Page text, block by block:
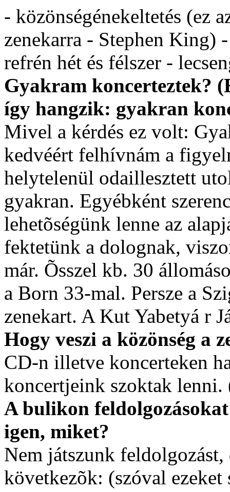
- közönségénekeltetés (ez
zenekarra - Stephen King)
refrén hét és félszer -
Gyakram koncerteztek?
így hangzik: gyakran
Mivel a kérdés ez volt:
kedvéért felhívnám a
helytelenül odaillesztett
gyakran. Egyébként
lehetõségünk lenne az
fektetünk a dolognak,
már. Õsszel kb. 30
a Born 33-mal. Persze a
zenekart. A Kut Yabetyá r
Hogy veszi a közönség a
CD-n illetve koncerteken
koncertjeink szoktak
A bulikon
igen, miket?
Nem játszunk
következõk: (szóval